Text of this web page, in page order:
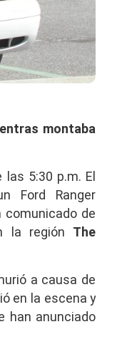
montaba
las 5:30 p.m. El
Ford Ranger
comunicado de
la región The
a causa de
en la escena y
han anunciado